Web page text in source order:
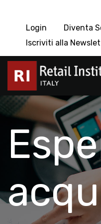
Login
Diventa
Iscriviti alla